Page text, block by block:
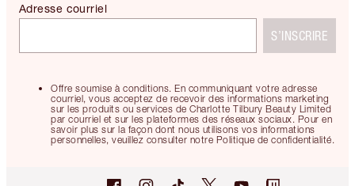
Offre soumise à conditions. En communiquant votre adresse
courriel, vous acceptez de recevoir des informations marketing
sur les produits ou services de Charlotte Tilbury Beauty Limited
par courriel et sur les plateformes des réseaux sociaux. Pour en
savoir plus sur la façon dont nous utilisons vos informations
personnelles, veuillez consulter notre Politique de confidentialité.
Adresse courriel
S’INSCRIRE